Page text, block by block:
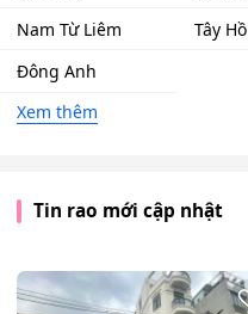
Nam Từ Liêm
Tây Hồ
Đông Anh
Xem thêm
Tin rao mới cập nhật